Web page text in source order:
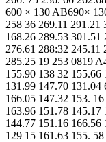
600 × 130 AB690×
258 36 269.11 291.21
168.26 289.53 301.51
276.61 288:32 245.11
285.25 19 253 0819
155.90 138 32 155.66
131.99 147.70
166.05 147.32 153.
163.96 151.78 145.17
144.77 151.16 166.56
129 15 161.63 155.